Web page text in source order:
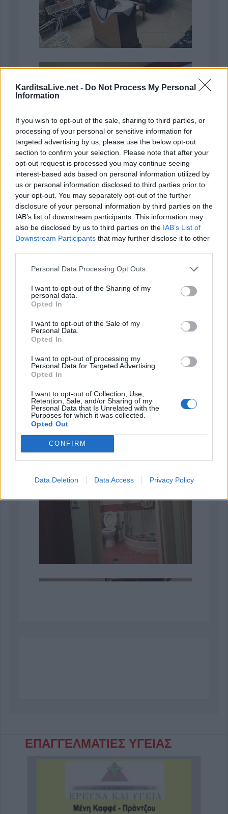
KarditsaLive.net - Do Not Process My Personal
Information
If you wish to opt-out of the sale, sharing to third parties, or
processing of your personal or sensitive information for
targeted advertising by us, please use the below opt-out
section to confirm your selection. Please note that after your
opt-out request is processed you may continue seeing
interest-based ads based on personal information utilized by
us or personal information disclosed to third parties prior to
your opt-out. You may separately opt-out of the further
disclosure of your personal information by third parties on the
IAB’s list of downstream participants. This information may
also be disclosed by us to third parties on the IAB’s List of
Downstream Participants that may further disclose it to other
Personal Data Processing Opt Outs
I want to opt-out of the Sharing of my
personal data.
Opted In
I want to opt-out of the Sale of my
Personal Data.
Opted In
I want to opt-out of processing my
Personal Data for Targeted Advertising.
Opted In
I want to opt-out of Collection, Use,
Retention, Sale, and/or Sharing of my
Personal Data that Is Unrelated with the
Purposes for which it was collected.
Opted Out
CONFIRM
Data Deletion Data Access Privacy Policy
ΕΠΑΓΓΕΛΜΑΤΙΕΣ ΥΓΕΙΑΣ